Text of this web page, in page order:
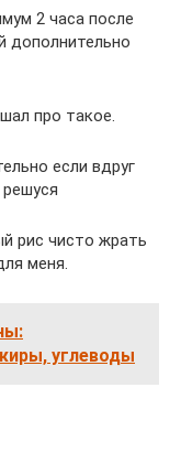
2 часа после
дополнительно
про такое.
если вдруг
рис чисто жрать
меня.
углеводы